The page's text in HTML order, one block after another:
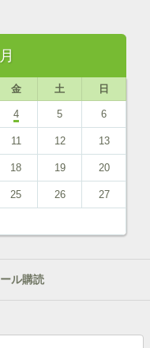
金 土 日
4 5 6
11 12 13
18 19 20
25 26 27
ル購読